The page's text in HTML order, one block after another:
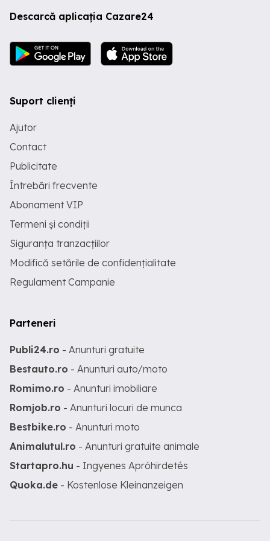
Descarcă aplicația Cazare24
Suport clienți
Ajutor
Contact
Publicitate
Întrebări frecvente
Abonament VIP
Termeni și condiții
Siguranța tranzacțiilor
Modifică setările de confidențialitate
Regulament Campanie
Parteneri
Publi24.ro - Anunturi gratuite
Bestauto.ro - Anunturi auto/moto
Romimo.ro - Anunturi imobiliare
Romjob.ro - Anunturi locuri de munca
Bestbike.ro - Anunturi moto
Animalutul.ro - Anunturi gratuite animale
Startapro.hu - Ingyenes Apróhirdetés
Quoka.de - Kostenlose Kleinanzeigen